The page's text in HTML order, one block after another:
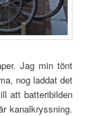
Jag min tönt
nog laddat det
att batteribilden
kanalkryssning.